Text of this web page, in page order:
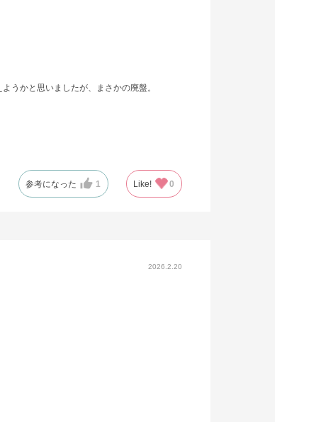
うかと思いましたが、まさかの廃盤。
けると、送料も安く済み、気軽に買い替えら
参考になった 1 Like! 0
2026.2.20